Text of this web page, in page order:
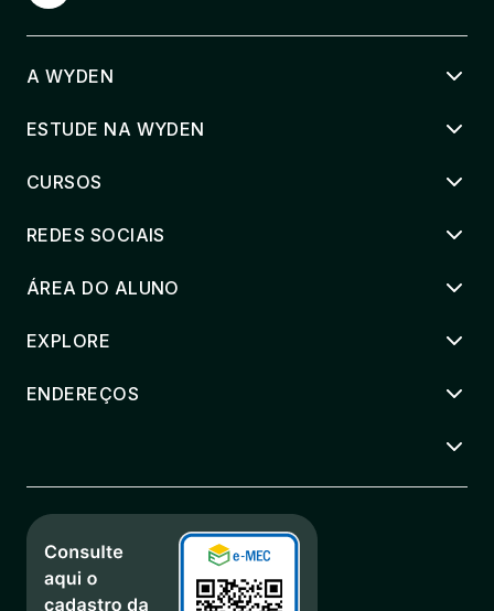
A WYDEN
ESTUDE NA WYDEN
CURSOS
REDES SOCIAIS
ÁREA DO ALUNO
EXPLORE
ENDEREÇOS